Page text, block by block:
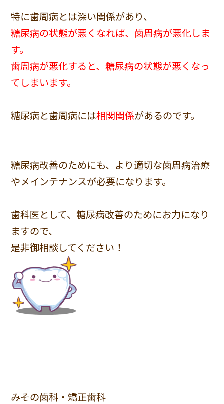
特に歯周病とは深い関係があり、
糖尿病の状態が悪くなれば、歯周病が悪化しま
す。
歯周病が悪化すると、糖尿病の状態が悪くなっ
てしまいます。
糖尿病と歯周病には相関関係があるのです。
糖尿病改善のためにも、より適切な歯周病治療
やメインテナンスが必要になります。
歯科医として、糖尿病改善のためにお力になり
ますので、
是非御相談してください！
みその歯科・矯正歯科